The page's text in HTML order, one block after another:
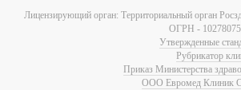
Лицензирующий орган: Территориальный орган
ОГРН -
Утвержденные
Рубрикатор
Приказ Министерства
ООО Евромед Клиник